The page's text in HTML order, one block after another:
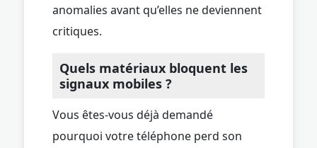
anomalies avant qu’elles ne deviennent
critiques.
Quels matériaux bloquent les
signaux mobiles ?
Vous êtes-vous déjà demandé
pourquoi votre téléphone perd son